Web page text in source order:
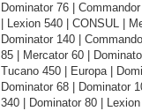
Dominator 76 |
| Lexion 540 | CONSUL |
Dominator 140 |
85 | Mercator 60 |
Tucano 450 | Europa |
Dominator 68 | Dominator
340 | Dominator 80 |